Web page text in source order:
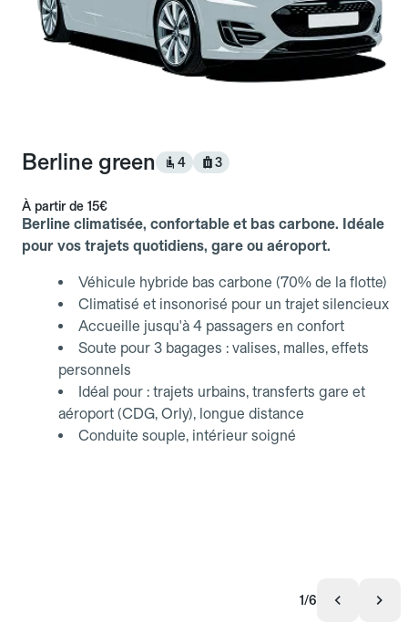
Berline green 4 3
À partir de 15€
Berline climatisée, confortable et bas carbone. Idéale
pour vos trajets quotidiens, gare ou aéroport.
Véhicule hybride bas carbone (70% de la flotte)
Climatisé et insonorisé pour un trajet silencieux
Accueille jusqu'à 4 passagers en confort
Soute pour 3 bagages : valises, malles, effets
personnels
Idéal pour : trajets urbains, transferts gare et
aéroport (CDG, Orly), longue distance
Conduite souple, intérieur soigné
1/6